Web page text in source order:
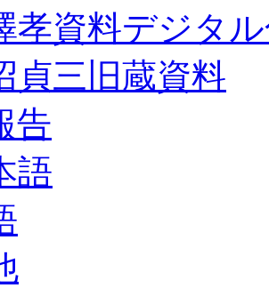
孝資料デジタ
貞三旧蔵資料
告
語